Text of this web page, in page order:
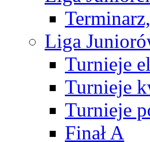
Liga
Turnieje
Turnieje
Turnieje
Finał A